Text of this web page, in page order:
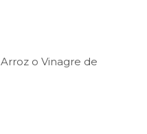
o Vinagre de